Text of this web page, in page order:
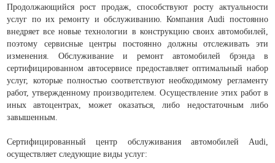
Продолжающийся рост продаж, способствуют росту актуальности
услуг по их ремонту и обслуживанию. Компания Audi постоянно
внедряет все новые технологии в конструкцию своих автомобилей,
поэтому сервисные центры постоянно должны отслеживать эти
изменения. Обслуживание и ремонт автомобилей брэнда в
сертифицированном автосервисе предоставляет оптимальный набор
услуг, которые полностью соответствуют необходимому регламенту
работ, утвержденному производителем. Осуществление этих работ в
иных автоцентрах, может оказаться, либо недостаточным либо
завышенным.
Сертифицированный центр обслуживания автомобилей Audi,
осуществляет следующие виды услуг: